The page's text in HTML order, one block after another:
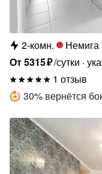
2-комн.
Немига
От5315₽/сутки
1 отзыв
30% вернётся